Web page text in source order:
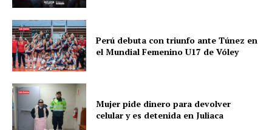
Perú debuta con triunfo ante Túnez en
el Mundial Femenino U17 de Vóley
Mujer pide dinero para devolver
celular y es detenida en Juliaca